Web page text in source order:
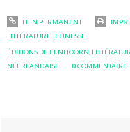
LIEN PERMANENT
LITTÉRATURE JEUNESSE
ÉDITIONS DE EENHOORN
NÉERLANDAISE
0COMMENTAIRE